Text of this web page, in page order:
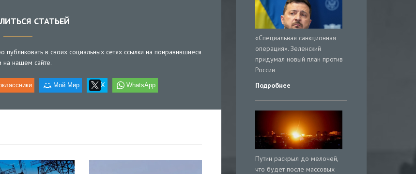
СТАТЬЕЙ
в своих социальных сетях ссылки на понравившиеся
на нашем сайте.
Мой Мир X WhatsApp
«Специальная санкционная
операция». Зеленский
придумал новый план против
России
Подробнее
Путин раскрыл до мелочей,
что будет после массовых